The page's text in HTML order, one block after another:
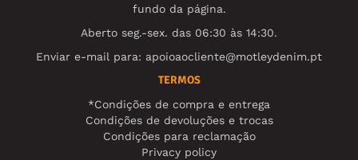
fundo da página.
Aberto seg.-sex. das 06:30 às 14:30.
Enviar e-mail para: apoioaocliente@motleydenim.pt
TERMOS
*Condições de compra e entrega
Condições de devoluções e trocas
Condições para reclamação
Privacy policy